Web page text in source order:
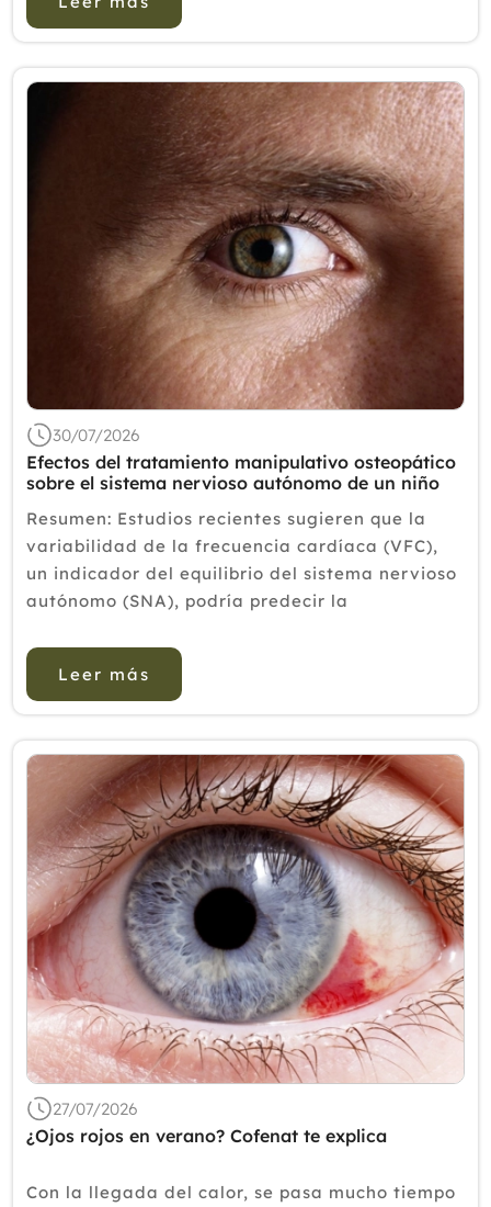
combinación de c...
30/07/2026
Efectos del tratamiento manipulativo osteopático
sobre el sistema nervioso autónomo de un niño
Resumen: Estudios recientes sugieren que la
variabilidad de la frecuencia cardíaca (VFC),
un indicador del equilibrio del sistema nervioso
autónomo (SNA), podría predecir la
mayor actividad parasimpática (nervio va...
Leer más
27/07/2026
¿Ojos rojos en verano? Cofenat te explica
Con la llegada del calor, se pasa mucho tiempo